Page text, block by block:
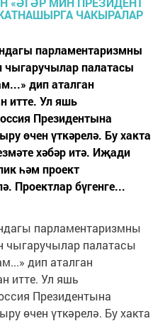
парламентаризмны
чыгаручылар палатасы
дип аталган
итте. Ул яшь
Президентына
өчен үткәрелә. Бу хакта
хәбәр итә. Иҗади
һәм проект
Проектлар бүгенге...
парламентаризмны
чыгаручылар палатасы
дип аталган
итте. Ул яшь
Президентына
өчен үткәрелә. Бу хакта